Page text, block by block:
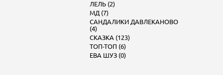
ЛЕЛЬ (2)
МД (7)
САНДАЛИКИ ДАВЛЕКАНОВО
(4)
СКАЗКА (123)
ТОП-ТОП (6)
ЕВА ШУЗ (0)